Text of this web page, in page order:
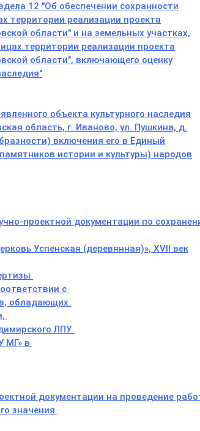
12 "Об обеспечении сохранности
территории реализации проекта
области" и на земельных участках,
территории реализации проекта
области", включающего оценку
объекта культурного наследия
область, г. Иваново, ул. Пушкина, д.
включения его в Единый
истории и культуры) народов
проектной документации по
Успенская (деревянная)», XVII век
с
обладающих
ЛПУ
МГ» в
документации на проведение
значения